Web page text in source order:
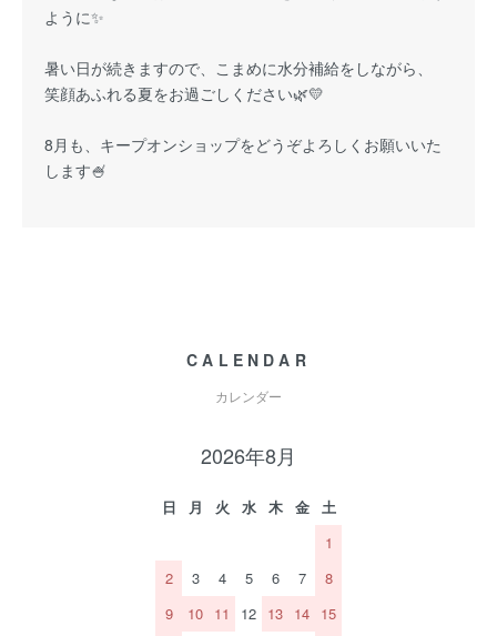
ように✨
暑い日が続きますので、こまめに水分補給をしながら、
笑顔あふれる夏をお過ごしください🌿💛
8月も、キープオンショップをどうぞよろしくお願いいた
します🍧
CALENDAR
カレンダー
2026年8月
日 月 火 水 木 金
土
1
2
3 4 5 6 7
8
9
10 11 12 13 14 15